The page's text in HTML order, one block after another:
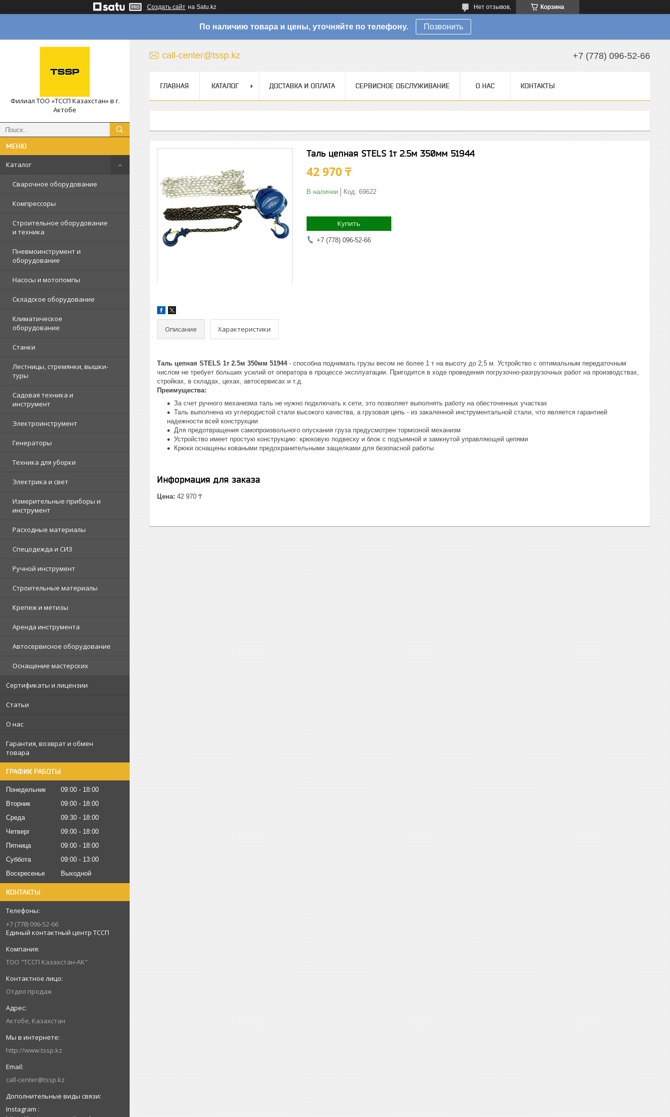
Создать сайт на Satu.kz Корзина
Нет отзывов,
По наличию товара и цены, уточняйте по телефону. Позвонить
Филиал ТОО «ТССП Казахстан» в г.
Актобе
Каталог
Сварочное оборудование
Компрессоры
Строительное оборудование
и техника
Пневмоинструмент и
оборудование
Насосы и мотопомпы
Складское оборудование
Климатическое
оборудование
Станки
Лестницы, стремянки, вышки-
туры
Садовая техника и
инструмент
Электроинструмент
Генераторы
Техника для уборки
Электрика и свет
Измерительные приборы и
инструмент
Расходные материалы
Спецодежда и СИЗ
Ручной инструмент
Строительные материалы
Крепеж и метизы
Аренда инструмента
Автосервисное оборудование
Оснащение мастерских
Сертификаты и лицензии
Статьи
О нас
Гарантия, возврат и обмен
товара
ГРАФИК РАБОТЫ
Понедельник 09:00
18:00
Вторник
09:00
18:00
Среда
09:30
18:00
Четверг
09:00
18:00
Пятница
09:00
18:00
Суббота
09:00
13:00
Воскресенье
Выходной
КОНТАКТЫ
+7 (778) 096-52-66
Единый контактный центр ТССП
ТОО "ТССП Казахстан-АК"
Отдел продаж
Актобе, Казахстан
http://www.tssp.kz
call-center@tssp.kz
Instagram
call-center@tssp.kz +7 (778) 096-52-66
ГЛАВНАЯ КАТАЛОГ ДОСТАВКА И ОПЛАТА СЕРВИСНОЕ ОБСЛУЖИВАНИЕ О НАС КОНТАКТЫ
Таль цепная STELS 1т 2.5м 350мм 51944
42 970 ₸
В наличии Код: 69622
Купить
+7 (778) 096-52-66
Описание Характеристики
Таль цепная STELS 1т 2.5м 350мм 51944- способна поднимать грузы весом не более 1 т на высоту до 2,5 м. Устройство с оптимальным передаточным
числом не требует больших усилий от оператора в процессе эксплуатации. Пригодится в ходе проведения погрузочно-разгрузочных работ на производствах,
стройках, в складах, цехах, автосервисах и т.д.
Преимущества:
За счет ручного механизма таль не нужно подключать к сети, это позволяет выполнять работу на обесточенных участках
Таль выполнена из углеродистой стали высокого качества, а грузовая цепь - из закаленной инструментальной стали, что является гарантией
надежности всей конструкции
Для предотвращения самопроизвольного опускания груза предусмотрен тормозной механизм
Устройство имеет простую конструкцию: крюковую подвеску и блок с подъемной и замкнутой управляющей цепями
Крюки оснащены коваными предохранительными защелками для безопасной работы
Информация для заказа
Цена: 42 970 ₸